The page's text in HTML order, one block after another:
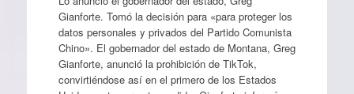
Gianforte. Tomó la decisión para «para proteger los
datos personales y privados del Partido Comunista
Chino». El gobernador del estado de Montana, Greg
Gianforte, anunció la prohibición de TikTok,
convirtiéndose así en el primero de los Estados